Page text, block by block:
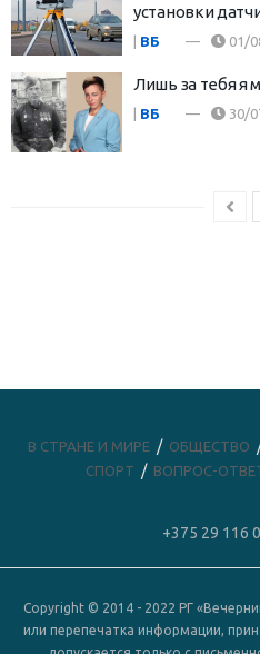
установки
| ВБ 01/
Лишь за тебя я
ВБ 30/
В СТРАНЕ И МИРЕ ОБЩЕСТВО
СПОРТ
ВОПРОС-
+375 29 116
Copyright © 2014 - 2022 РГ
или перепечатка информации,